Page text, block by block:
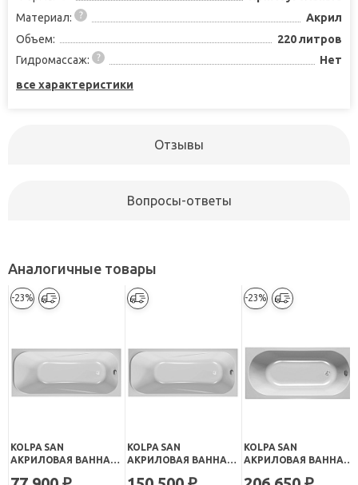
Материал:
Акрил
Объем:
220 литров
Гидромассаж:
Нет
все характеристики
Отзывы
Вопросы-ответы
Аналогичные товары
-23%
KOLPA SAN
АКРИЛОВАЯ ВАННА
KOLPA SAN
АКРИЛОВАЯ ВАННА
-23%
KOLPA SAN
АКРИЛОВАЯ ВАННА